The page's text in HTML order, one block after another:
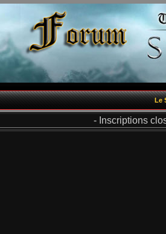
Le
- Inscriptions